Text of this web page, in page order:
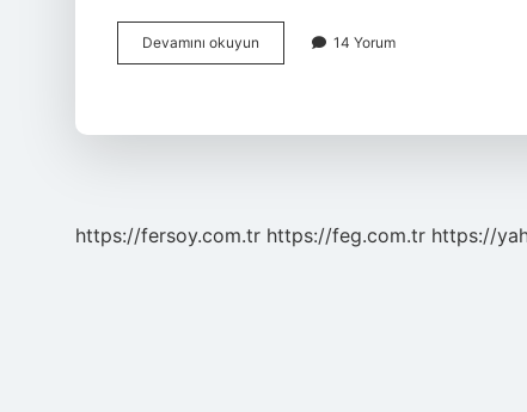
Devamını okuyun Mesnevi
Aruz
14 Yorum
https://fersoy.com.tr https://feg.com.tr https://